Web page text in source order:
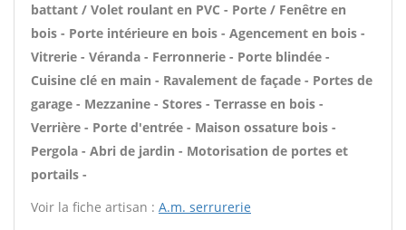
battant / Volet roulant en PVC - Porte / Fenêtre en
bois - Porte intérieure en bois - Agencement en bois -
Vitrerie - Véranda - Ferronnerie - Porte blindée -
Cuisine clé en main - Ravalement de façade - Portes de
garage - Mezzanine - Stores - Terrasse en bois -
Verrière - Porte d'entrée - Maison ossature bois -
Pergola - Abri de jardin - Motorisation de portes et
portails -
Voir la fiche artisan : A.m. serrurerie